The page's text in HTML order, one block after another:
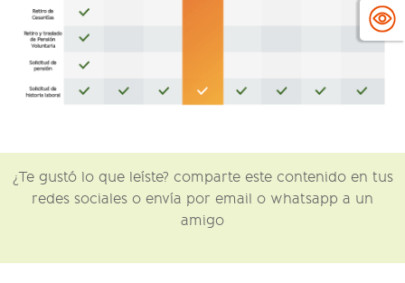
¿Te gustó lo que leíste? comparte este contenido en tus
redes sociales o envía por email o whatsapp a un
amigo